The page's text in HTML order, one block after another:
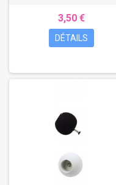
3,50 €
DÉTAILS